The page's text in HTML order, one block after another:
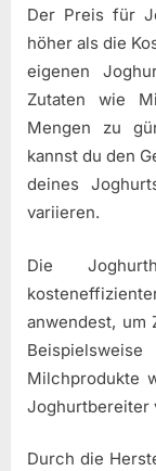
Der Preis für
höher als die
eigenen
Zutaten wie
Mengen zu
kannst du den
deines
variieren.
Die
anwendest, um
Milchprodukte
Joghurtbereiter
Durch die